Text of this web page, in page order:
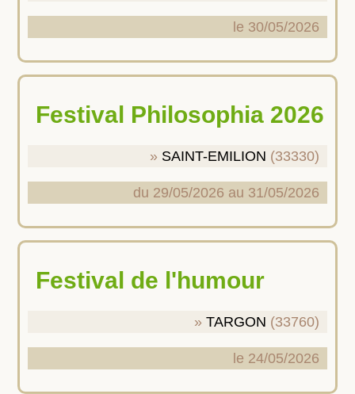
le 30/05/2026
Festival Philosophia 2026
SAINT-EMILION (33330)
du 29/05/2026 au 31/05/2026
Festival de l'humour
TARGON (33760)
le 24/05/2026